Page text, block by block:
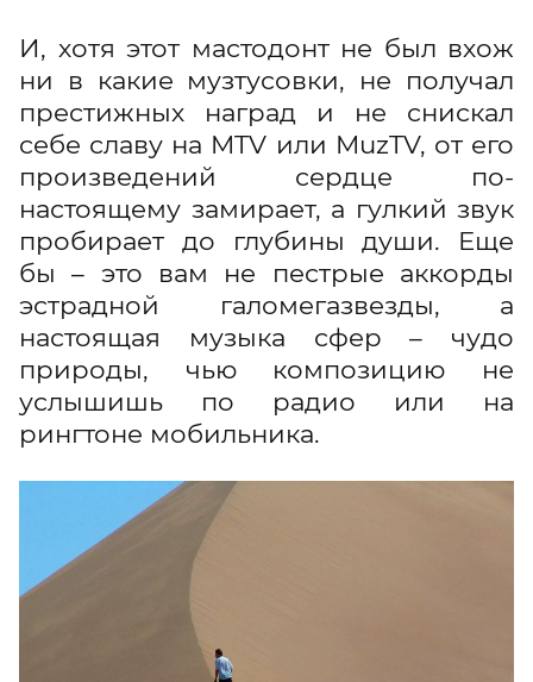
И, хотя этот мастодонт не был вхож
ни в какие музтусовки, не получал
престижных наград и не снискал
себе славу на MTV или MuzTV, от его
произведений сердце по-
настоящему замирает, а гулкий звук
пробирает до глубины души. Еще
бы – это вам не пестрые аккорды
эстрадной галомегазвезды, а
настоящая музыка сфер – чудо
природы, чью композицию не
услышишь по радио или на
рингтоне мобильника.